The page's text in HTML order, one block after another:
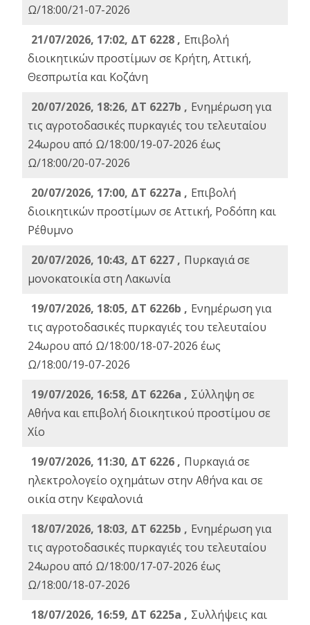
Ω/18:00/21-07-2026
21/07/2026, 17:02, ΔΤ 6228 , Επιβολή
διοικητικών προστίμων σε Κρήτη, Αττική,
Θεσπρωτία και Κοζάνη
20/07/2026, 18:26, ΔΤ 6227b , Ενημέρωση για
τις αγροτοδασικές πυρκαγιές του τελευταίου
24ωρου από Ω/18:00/19-07-2026 έως
Ω/18:00/20-07-2026
20/07/2026, 17:00, ΔΤ 6227a , Επιβολή
διοικητικών προστίμων σε Αττική, Ροδόπη και
Ρέθυμνο
20/07/2026, 10:43, ΔΤ 6227 , Πυρκαγιά σε
μονοκατοικία στη Λακωνία
19/07/2026, 18:05, ΔΤ 6226b , Ενημέρωση για
τις αγροτοδασικές πυρκαγιές του τελευταίου
24ωρου από Ω/18:00/18-07-2026 έως
Ω/18:00/19-07-2026
19/07/2026, 16:58, ΔΤ 6226a , Σύλληψη σε
Αθήνα και επιβολή διοικητικού προστίμου σε
Χίο
19/07/2026, 11:30, ΔΤ 6226 , Πυρκαγιά σε
ηλεκτρολογείο οχημάτων στην Αθήνα και σε
οικία στην Κεφαλονιά
18/07/2026, 18:03, ΔΤ 6225b , Ενημέρωση για
τις αγροτοδασικές πυρκαγιές του τελευταίου
24ωρου από Ω/18:00/17-07-2026 έως
Ω/18:00/18-07-2026
18/07/2026, 16:59, ΔT 6225a , Συλλήψεις και